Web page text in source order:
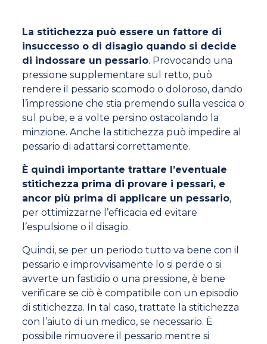
La stitichezza può essere un fattore di
insuccesso o di disagio quando si decide
di indossare un pessario. Provocando una
pressione supplementare sul retto, può
rendere il pessario scomodo o doloroso, dando
l’impressione che stia premendo sulla vescica o
sul pube, e a volte persino ostacolando la
minzione. Anche la stitichezza può impedire al
pessario di adattarsi correttamente.
È quindi importante trattare l’eventuale
stitichezza prima di provare i pessari, e
ancor più prima di applicare un pessario,
per ottimizzarne l’efficacia ed evitare
l’espulsione o il disagio.
Quindi, se per un periodo tutto va bene con il
pessario e improvvisamente lo si perde o si
avverte un fastidio o una pressione, è bene
verificare se ciò è compatibile con un episodio
di stitichezza. In tal caso, trattate la stitichezza
con l’aiuto di un medico, se necessario. È
possibile rimuovere il pessario mentre si